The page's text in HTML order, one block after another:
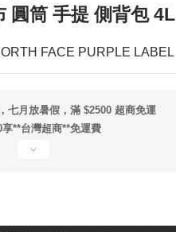
圓筒 手提 側背包 4L
FACE PURPLE LABEL
七月放暑假，滿 $2500 超商免運
**台灣超商**免運費